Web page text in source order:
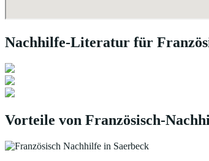
Nachhilfe-Literatur für
Vorteile von Französisch-